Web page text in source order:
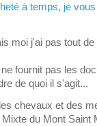
à temps, je
moi j'ai pas tout
fournit pas les
de quoi il s'agit...
chevaux et des
du Mont Saint